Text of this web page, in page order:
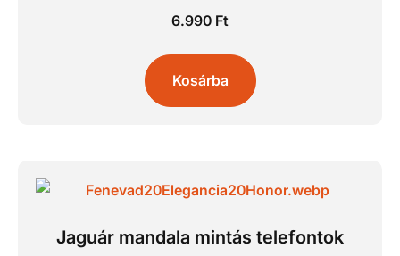
6.990 Ft
Kosárba
Jaguár mandala mintás telefontok